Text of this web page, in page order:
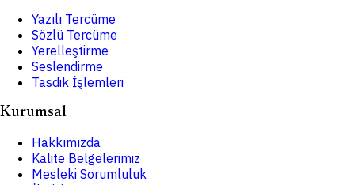
Yazılı Tercüme
Sözlü Tercüme
Yerelleştirme
Seslendirme
Tasdik İşlemleri
Kurumsal
Hakkımızda
Kalite Belgelerimiz
Mesleki Sorumluluk